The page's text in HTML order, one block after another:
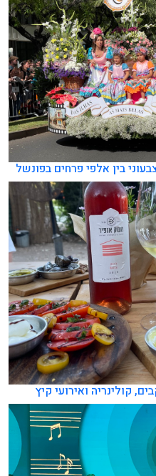
בין אלפי פרחים בפונשל